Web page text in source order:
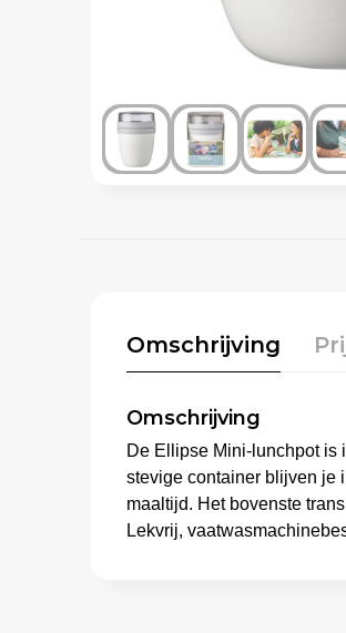
Omschrijving
Omschrijving
De Ellipse Mini-lunchpot is
stevige container blijven je
maaltijd. Het bovenste
Lekvrij,